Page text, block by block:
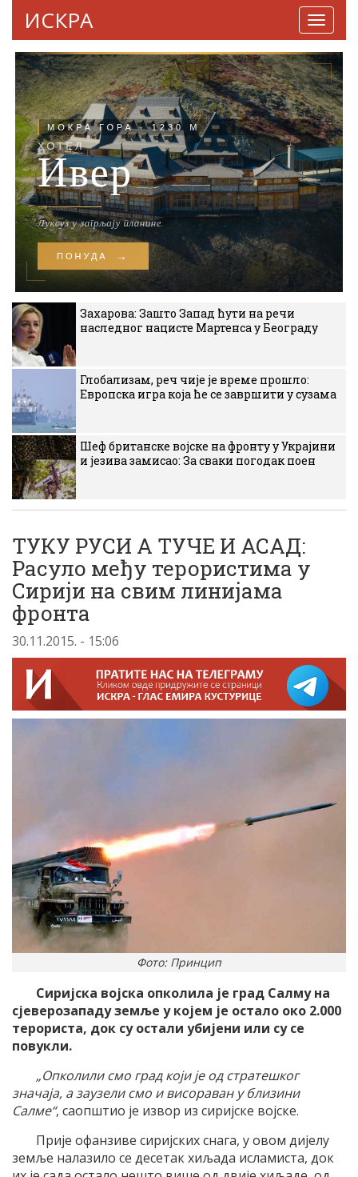
ИСКРА
Захарова: Зашто Запад ћути на речи
наследног нацисте Мартенса у Београду
Глобализам, реч чије је време прошло:
Европска игра која ће се завршити у сузама
Шеф британске војске на фронту у Украјини
и језива замисао: За сваки погодак поен
ТУКУ РУСИ А ТУЧЕ И АСАД:
Расуло међу терористима у
Сирији на свим линијама
фронта
30.11.2015. - 15:06
Фото: Принцип
Сиријска војска опколила је град Салму на
сјеверозападу земље у којем је остало око 2.000
терориста, док су остали убијени или су се
повукли.
„Опколили смо град који је од стратешког
значаја, а заузели смо и висораван у близини
Салме“, саопштио је извор из сиријске војске.
Прије офанзиве сиријских снага, у овом дијелу
земље налазило се десетак хиљада исламиста, док